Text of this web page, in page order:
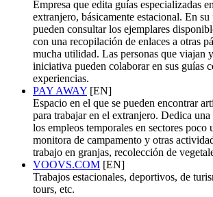
Empresa que edita guías especializadas
extranjero, básicamente estacional. En su
pueden consultar los ejemplares
con una recopilación de enlaces a otras
mucha utilidad. Las personas que viajan
iniciativa pueden colaborar en sus guías
experiencias.
PAY AWAY [EN]
Espacio en el que se pueden encontrar
para trabajar en el extranjero. Dedica una
los empleos temporales en sectores poco
monitora de campamento y otras
trabajo en granjas, recolección de
VOOVS.COM [EN]
Trabajos estacionales, deportivos, de
tours, etc.